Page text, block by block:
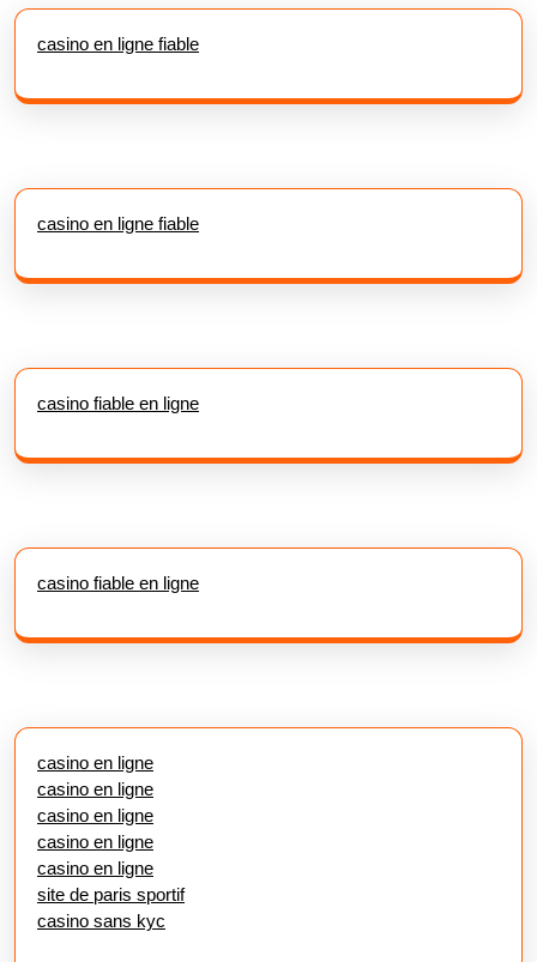
casino en ligne fiable
casino en ligne fiable
casino fiable en ligne
casino fiable en ligne
casino en ligne
casino en ligne
casino en ligne
casino en ligne
casino en ligne
site de paris sportif
casino sans kyc